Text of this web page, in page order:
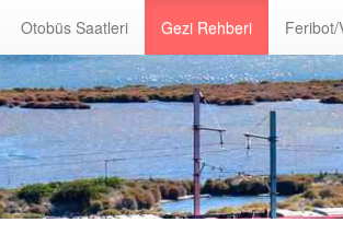
Otobüs Saatleri Gezi Rehberi Feribot/